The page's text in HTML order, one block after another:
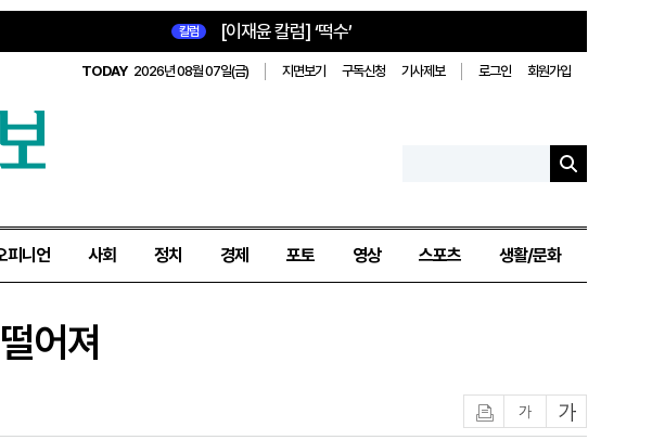
칼럼 [이재윤 칼럼] ‘떡수’
TODAY 2026년 08월 07일(금) 지면보기 구독신청 기사제보 로그인 회원가입
피니언 사회 정치 경제 포토 영상 스포츠 생활/문화
어져
글자작게글자크게